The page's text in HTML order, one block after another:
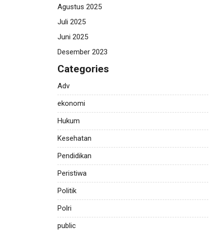
Agustus 2025
Juli 2025
Juni 2025
Desember 2023
Categories
Adv
ekonomi
Hukum
Kesehatan
Pendidikan
Peristiwa
Politik
Polri
public